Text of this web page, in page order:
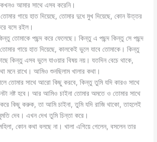
আমার সাথে এসব করেনি।
গায়ে হাত দিয়েছে, তোমার দুধে মুখ দিয়েছে, কোন উত্তর
বসে রইল।
তোমাকে পছন্দ করে ফেলেছে। কিন্তু এ পছন্দ কিন্তু সে পছন্দ
গায়ে হাত দিয়েছে, কালকেই ভুলে যাবে তোমাকে। কিন্তু
কিন্তু এসব ভুলে যাওয়ার বিষয় নয়। যতদিন বেচে থাকে,
মনে রাখে। আমিও শুনছিলাম খালার কথা।
তোমার সাথে আরো কিছু করবে, কিন্তু তুমি যদি কারও সাথে
নষ্ট হবে। আর আমিও চাইনা তোমার অমতে ও তোমার সাথে
কিছু করুক, তা আমি চাইনা, তুমি যদি রাজি থাকো, তাহলেই
দেব। এখন দেখ তুমি চিন্তা করে।
কোন কথা বলছে না। খালা এগিয়ে গেলেন, বসলেন তার